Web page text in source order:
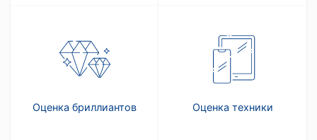
Оценка бриллиантов Оценка техники